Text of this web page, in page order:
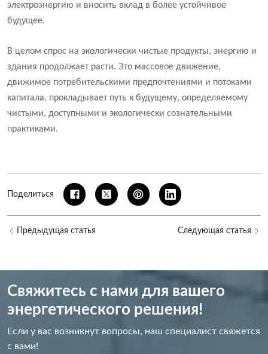
электроэнергию и вносить вклад в более устойчивое
будущее.
В целом спрос на экологически чистые продукты, энергию и
здания продолжает расти. Это массовое движение,
движимое потребительскими предпочтениями и потоками
капитала, прокладывает путь к будущему, определяемому
чистыми, доступными и экологически сознательными
практиками.
Поделиться
Предыдущая статья Следующая статья
Свяжитесь с нами для вашего
энергетического решения!
Если у вас возникнут вопросы, наш специалист свяжется
с вами!